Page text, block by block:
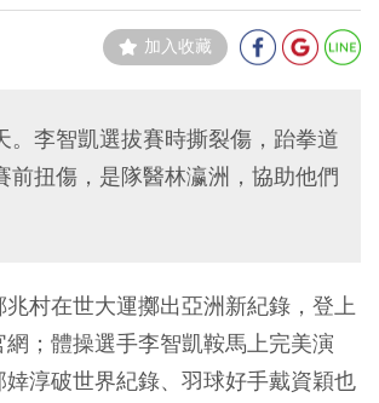
加入收藏
。李智凱選拔賽時撕裂傷，跆拳道
前扭傷，是隊醫林瀛洲，協助他們
村在世大運擲出亞洲新紀錄，登上
；體操選手李智凱鞍馬上完美演
淳破世界紀錄、羽球好手戴資穎也